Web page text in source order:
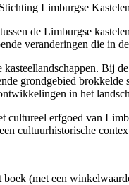
Limburgse
de Limburgse
veranderingen die in
Bij
grondgebied
in het
erfgoed van
cultuurhistorische
(met een